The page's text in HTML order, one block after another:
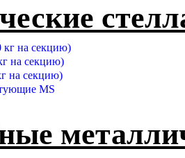
кг на секцию)
на секцию)
на секцию)
MS